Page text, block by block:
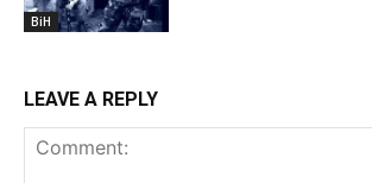
BiH
LEAVE A REPLY